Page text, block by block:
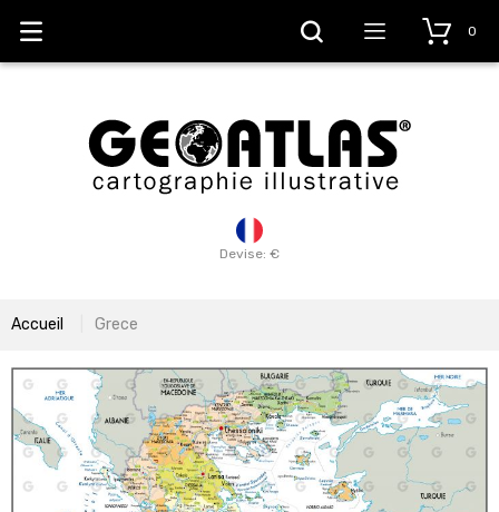
Devise: €
0
Accueil Grece